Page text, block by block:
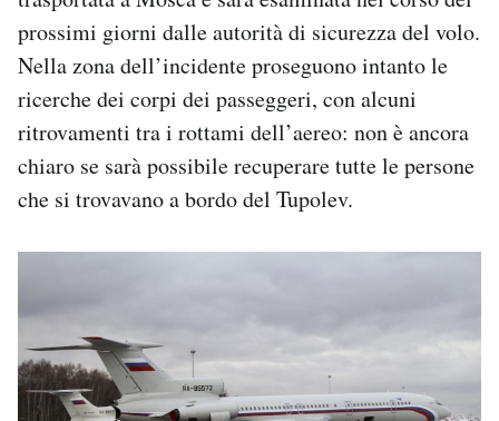
prossimi giorni dalle autorità di sicurezza del volo.
Nella zona dell’incidente proseguono intanto le
ricerche dei corpi dei passeggeri, con alcuni
ritrovamenti tra i rottami dell’aereo: non è ancora
chiaro se sarà possibile recuperare tutte le persone
che si trovavano a bordo del Tupolev.